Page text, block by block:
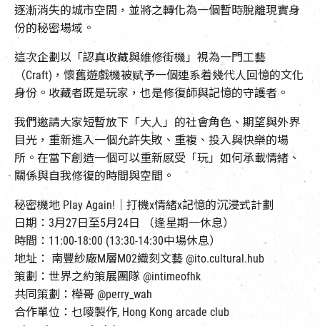
逐漸消失的城市空間，並將之轉化為一個暫時脫離現實身
份的秘密場域。
這次企劃以「認真收藏與維修街機」視為一門工藝
（Craft)，懷舊遊戲機被赋予一個連系着幾代人回憶的文化
身份。收藏者既是玩家，也是修復師與記憶的守護者。
我們邀請大家短暫放下「大人」的社會角色、期望與外界
目光，重新進入一個允許失敗、重複、投入與快樂的場
所。在當下創造一個可以重新感受「玩」如何承載情緒、
關係與自我修復的時間與空間。
秘密機地 Play Again!｜打機x情緒x記憶的沉浸式計劃
日期：3月27日至5月24日 （逢星期一休息）
時間：11:00-18:00 (13:30-14:30中場休息）
地址： 南豐紗廠M層M02織刻文藝 @ito.cultural.hub
策劃：世界之約策展團隊 @intimeofhk
共同策劃：樺哥 @perry_wah
合作單位：乜嘜製作, Hong Kong arcade club